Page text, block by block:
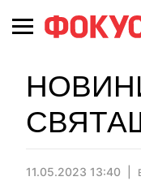
11.05.2023 13:40